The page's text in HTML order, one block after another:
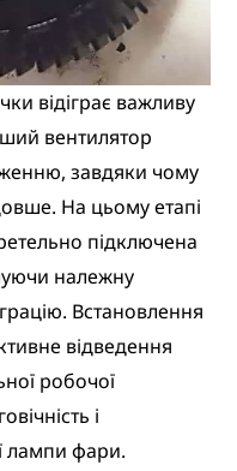
відіграє важливу
вентилятор
завдяки чому
На цьому етапі
підключена
належну
Встановлення
відведення
робочої
і
лампи фари.